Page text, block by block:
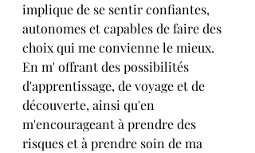
implique de se sentir confiantes,
autonomes et capables de faire des
choix qui me convienne le mieux.
En m' offrant des possibilités
d'apprentissage, de voyage et de
découverte, ainsi qu'en
m'encourageant à prendre des
risques et à prendre soin de ma